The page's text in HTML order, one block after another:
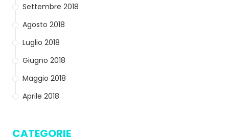
Settembre 2018
Agosto 2018
Luglio 2018
Giugno 2018
Maggio 2018
Aprile 2018
CATEGORIE